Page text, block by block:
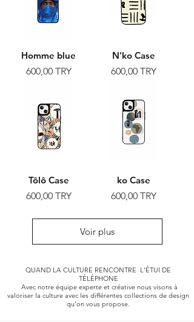
Homme blue
Prix
600,00 TRY
N'ko Case
Prix
600,00 TRY
Tôlô Case
Prix
600,00 TRY
ko Case
Prix
600,00 TRY
Voir plus
QUAND LA CULTURE RENCONTRE L'ÉTUI DE
TÉLÉPHONE
Avec notre équipe experte et créative nous visons à
valoriser la culture avec les différentes collections de design
qu'on vous propose.